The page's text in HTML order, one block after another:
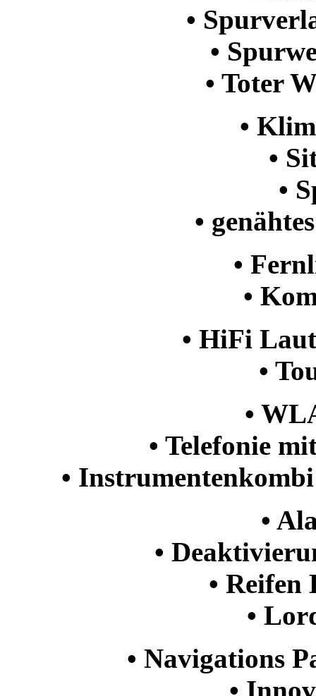
•
•
• Toter
•
•
•
•
•
•
• HiFi
•
•
• Telefonie
•
•
•
• Reifen
•
• Navigations